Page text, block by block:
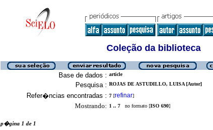
Coleção da biblioteca
Base de dados : article
Pesquisa : ROJAS DE ASTUDILLO, LUISA [Autor]
Refer�ncias encontradas : 7 [refinar]
Mostrando: 1 .. 7 no formato [ISO 690]
p�gina 1 de 1